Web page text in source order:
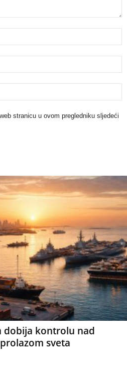
stranicu u ovom pregledniku sljedeći
dobija kontrolu nad
sveta